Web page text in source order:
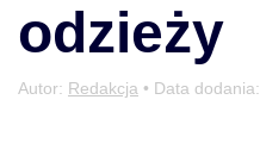
odzieży
Autor: Redakcja • Data dodania: